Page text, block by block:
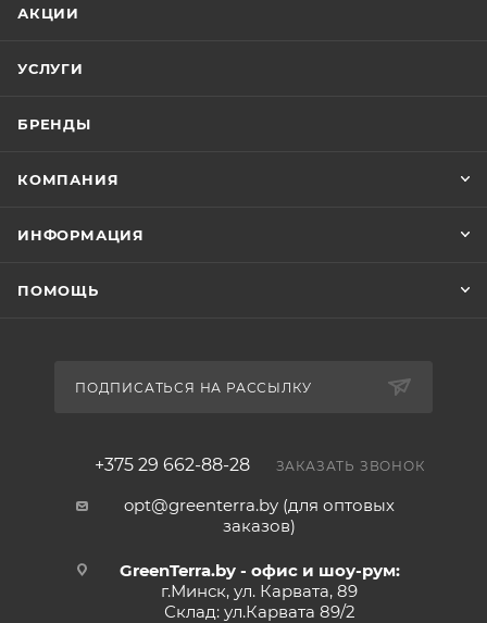
АКЦИИ
УСЛУГИ
БРЕНДЫ
КОМПАНИЯ
ИНФОРМАЦИЯ
ПОМОЩЬ
ПОДПИСАТЬСЯ НА РАССЫЛКУ
+375 29 662-88-28 ЗАКАЗАТЬ ЗВОНОК
opt@greenterra.by (для оптовых
заказов)
GreenTerra.by - офис и шоу-рум:
г.Минск, ул. Карвата, 89
Склад: ул.Карвата 89/2